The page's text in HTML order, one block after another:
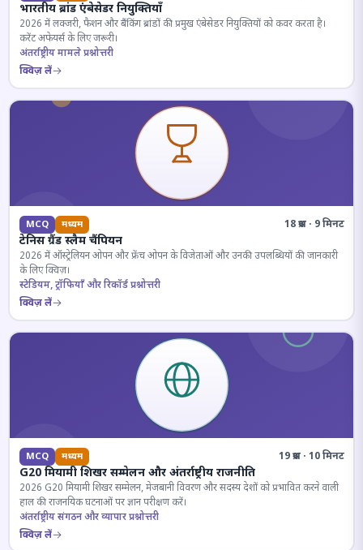
भारतीय ब्रांड एंबेसेडर नियुक्तियाँ
2026 में लक्जरी, फैशन और बैंकिंग ब्रांडों की प्रमुख एंबेसेडर नियुक्तियों को कवर करता है।
करेंट अफेयर्स के लिए जरूरी।
अंतर्राष्ट्रीय मामले प्रश्नोत्तरी
क्विज़ लें
MCQ मध्यम 18 प्रश्न · 9 मिनट
टेनिस ग्रैंड स्लैम चैंपियन
2026 में ऑस्ट्रेलियन ओपन और फ्रेंच ओपन के विजेताओं और उनकी उपलब्धियों की जानकारी
के लिए क्विज़।
स्टेडियम, ट्रॉफियाँ और रिकॉर्ड प्रश्नोत्तरी
क्विज़ लें
MCQ मध्यम 19 प्रश्न · 10 मिनट
G20 मियामी शिखर सम्मेलन और अंतर्राष्ट्रीय राजनीति
2026 G20 मियामी शिखर सम्मेलन, मेजबानी विवरण और सदस्य देशों को प्रभावित करने वाली
हाल की राजनयिक घटनाओं पर ज्ञान परीक्षण करें।
अंतर्राष्ट्रीय संगठन और व्यापार प्रश्नोत्तरी
क्विज़ लें